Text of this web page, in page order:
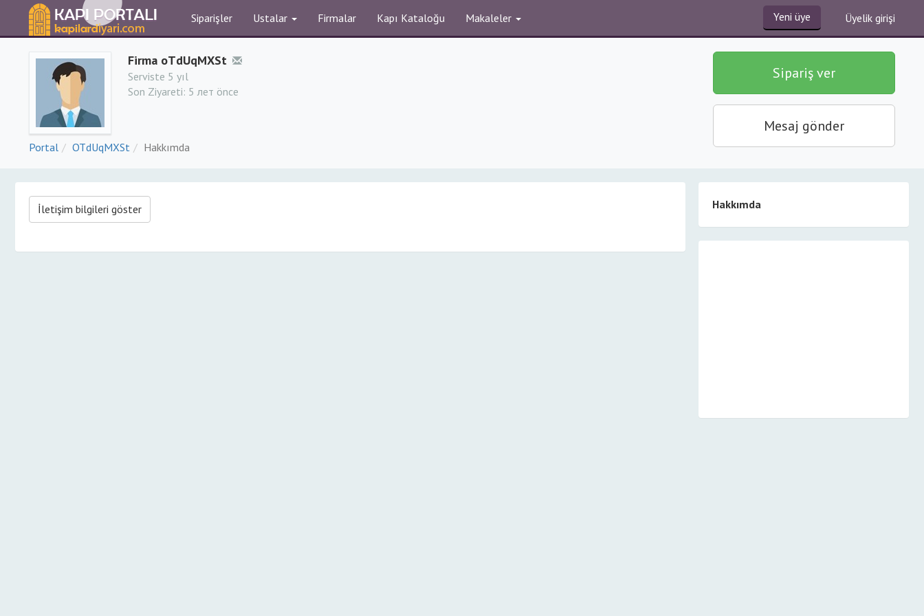
Siparişler Ustalar Firmalar Kapı Kataloğu Makaleler Yeni üye Üyelik girişi
Firma oTdUqMXSt
Serviste 5 yıl
Son Ziyareti: 5 лет önce
Portal OTdUqMXSt Hakkımda
Sipariş ver
Mesaj gönder
İletişim bilgileri göster Hakkımda